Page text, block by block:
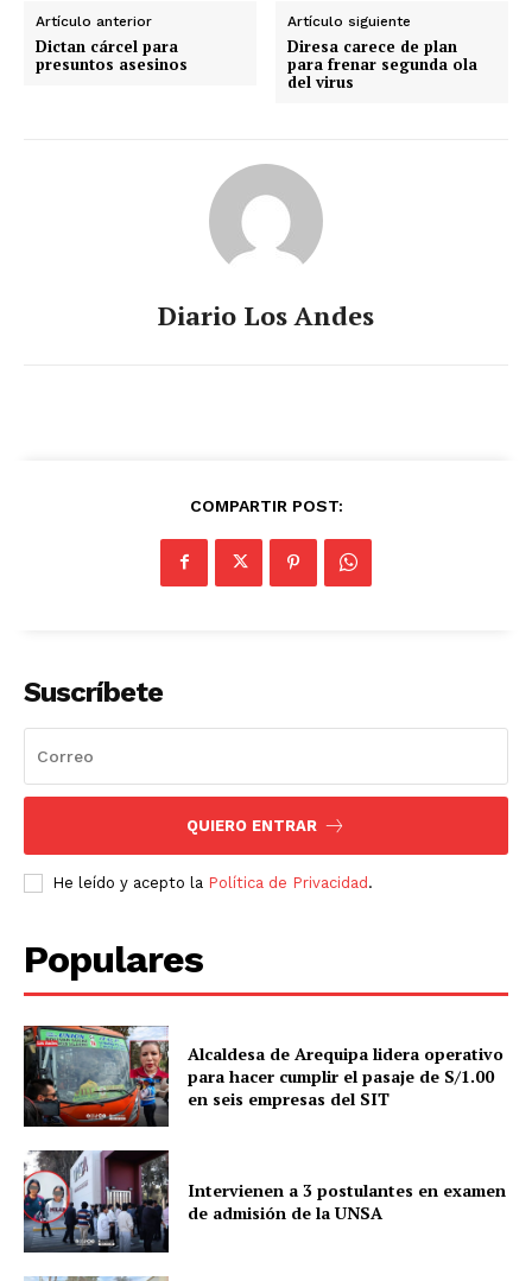
Diario los Andes
Contacto
Artículo anterior
Dictan cárcel para
presuntos asesinos
Artículo siguiente
Diresa carece de plan
para frenar segunda ola
del virus
Diario Los Andes
COMPARTIR POST:
Suscríbete
QUIERO ENTRAR
He leído y acepto la Política de Privacidad.
Populares
Alcaldesa de Arequipa lidera operativo
para hacer cumplir el pasaje de S/1.00
en seis empresas del SIT
Intervienen a 3 postulantes en examen
de admisión de la UNSA